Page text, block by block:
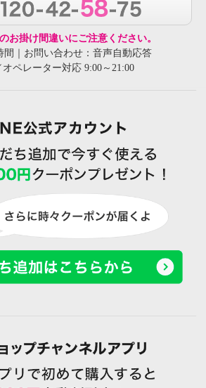
お掛け間違いにご注意ください。
間｜お問い合わせ：音声自動応答
オペレーター対応 9:00～21:00